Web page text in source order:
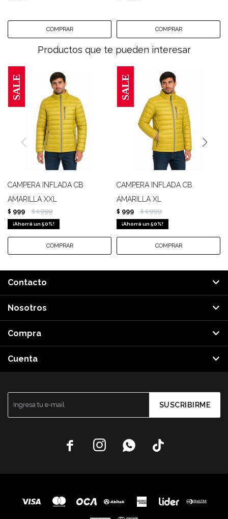
Productos que te pueden interesar
CAMPERA INFLADA CB
AMARILLA XXL
$ 999 $ 1.999
50
CAMPERA INFLADA CB
AMARILLA XL
$ 999 $ 1.999
50
SUSCRIBIRME
   
Contacto
Nosotros
Compra
Cuenta